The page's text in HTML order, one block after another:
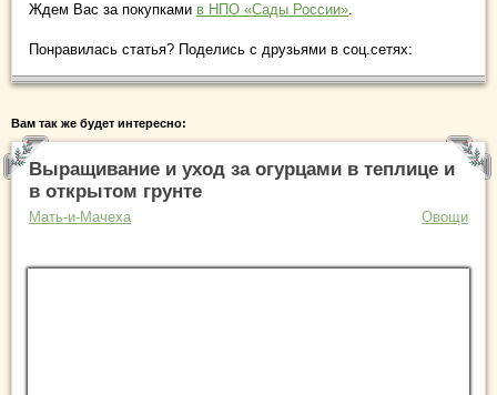
Ждем Вас за покупками в НПО «Сады России».
Понравилась статья? Поделись с друзьями в соц.сетях:
Вам так же будет интересно:
Выращивание и уход за огурцами в теплице и
в открытом грунте
Мать-и-Мачеха Овощи